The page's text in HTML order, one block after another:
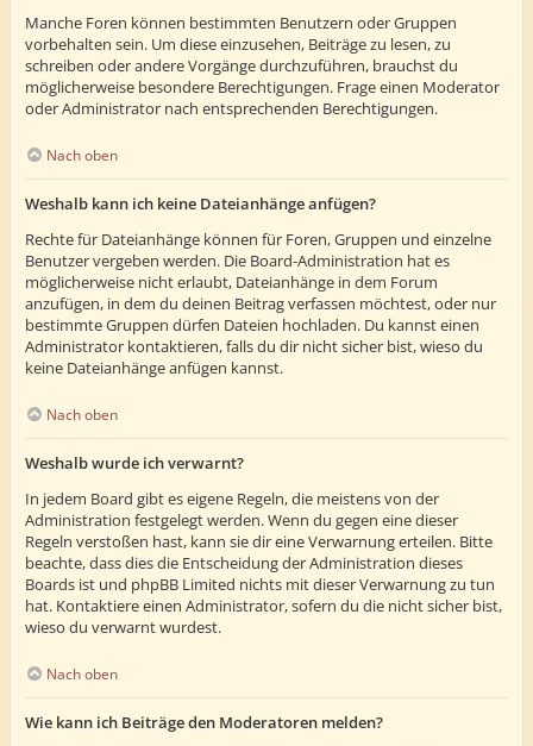
Manche Foren können bestimmten Benutzern oder Gruppen
vorbehalten sein. Um diese einzusehen, Beiträge zu lesen, zu
schreiben oder andere Vorgänge durchzuführen, brauchst du
möglicherweise besondere Berechtigungen. Frage einen Moderator
oder Administrator nach entsprechenden Berechtigungen.
Nach oben
Weshalb kann ich keine Dateianhänge anfügen?
Rechte für Dateianhänge können für Foren, Gruppen und einzelne
Benutzer vergeben werden. Die Board-Administration hat es
möglicherweise nicht erlaubt, Dateianhänge in dem Forum
anzufügen, in dem du deinen Beitrag verfassen möchtest, oder nur
bestimmte Gruppen dürfen Dateien hochladen. Du kannst einen
Administrator kontaktieren, falls du dir nicht sicher bist, wieso du
keine Dateianhänge anfügen kannst.
Nach oben
Weshalb wurde ich verwarnt?
In jedem Board gibt es eigene Regeln, die meistens von der
Administration festgelegt werden. Wenn du gegen eine dieser
Regeln verstoßen hast, kann sie dir eine Verwarnung erteilen. Bitte
beachte, dass dies die Entscheidung der Administration dieses
Boards ist und phpBB Limited nichts mit dieser Verwarnung zu tun
hat. Kontaktiere einen Administrator, sofern du die nicht sicher bist,
wieso du verwarnt wurdest.
Nach oben
Wie kann ich Beiträge den Moderatoren melden?